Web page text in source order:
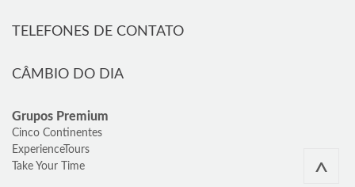
TELEFONES DE CONTATO
CÂMBIO DO DIA
Grupos Premium
Cinco Continentes
ExperienceTours
Take Your Time
^